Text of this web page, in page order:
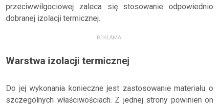
przeciwwilgociowej zaleca się stosowanie odpowiednio
dobranej izolacji termicznej.
REKLAMA:
Warstwa izolacji termicznej
Do jej wykonania konieczne jest zastosowanie materiału o
szczególnych właściwościach. Z jednej strony powinien on